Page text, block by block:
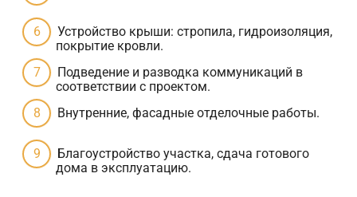
Устройство крыши: стропила, гидроизоляция,
покрытие кровли.
Подведение и разводка коммуникаций в
соответствии с проектом.
Внутренние, фасадные отделочные работы.
Благоустройство участка, сдача готового
дома в эксплуатацию.